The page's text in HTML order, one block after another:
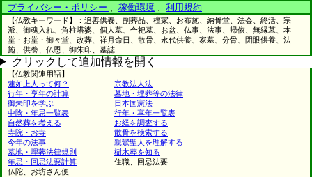
プライバシー・ポリシー
稼働環境 利用規約
【仏教キーワード】：追善供養、副葬品、檀家、お布施、納骨堂、法会、終活、宗
派、御魂入れ、角柱塔婆、個人墓、合祀墓、お盆、仏事、法事、帰依、無縁墓、本
堂・お堂・御々堂、改葬、祥月命日、散骨、永代供養、家墓、分骨、閉眼供養、法
施、供養、仏恩、御朱印、墓誌
クリックして追加情報を開く
【仏教関連用語】
蓮如上人って何？
宗教法人法
行年・享年の計算
墓地・埋葬等の法律
御朱印を学ぶ
日本国憲法
中陰・年忌一覧表
行年・享年一覧表
自然葬を考える
お経を調査する
寺院・お寺
散骨を検索する
今年の法事
親鸞聖人を理解する
墓地・埋葬法律規則
樹木葬を知る
年忌・回忌法要計算
住職、回忌法要
仏陀、お坊さん便